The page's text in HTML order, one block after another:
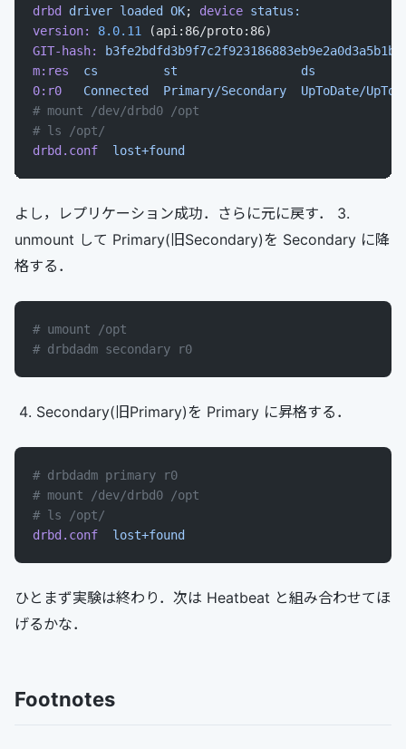
drbd
driver loaded OK; device status:
version:
8.0.11 (api:86/proto:86)
GIT-hash:
b3fe2bdfd3b9f7c2f923186883eb9e2a0d3a5b1b
m:res
  cs
         st
                 ds
0:r0
   Connected
  Primary/Secondary
UpToDate/
# mount /dev/drbd0 /opt
# ls /opt/
drbd.conf
  lost+found
よし，レプリケーション成功．さらに元に戻す． 3.
unmount して Primary(旧Secondary)を Secondary に降
格する．
# umount /opt
# drbdadm secondary r0
Secondary(旧Primary)を Primary に昇格する．
# drbdadm primary r0
# mount /dev/drbd0 /opt
# ls /opt/
drbd.conf
  lost+found
ひとまず実験は終わり．次は Heatbeat と組み合わせてほ
げるかな．
Footnotes